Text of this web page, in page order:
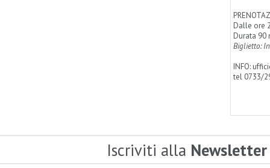
Dalle ore
Durata 90
Biglietto:
INFO:
tel 0733/
Iscriviti alla Newsletter